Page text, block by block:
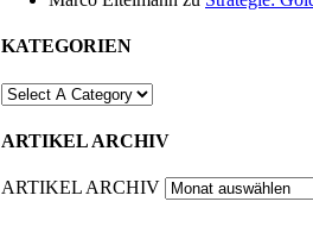
KATEGORIEN
ARTIKEL ARCHIV
ARTIKEL ARCHIV